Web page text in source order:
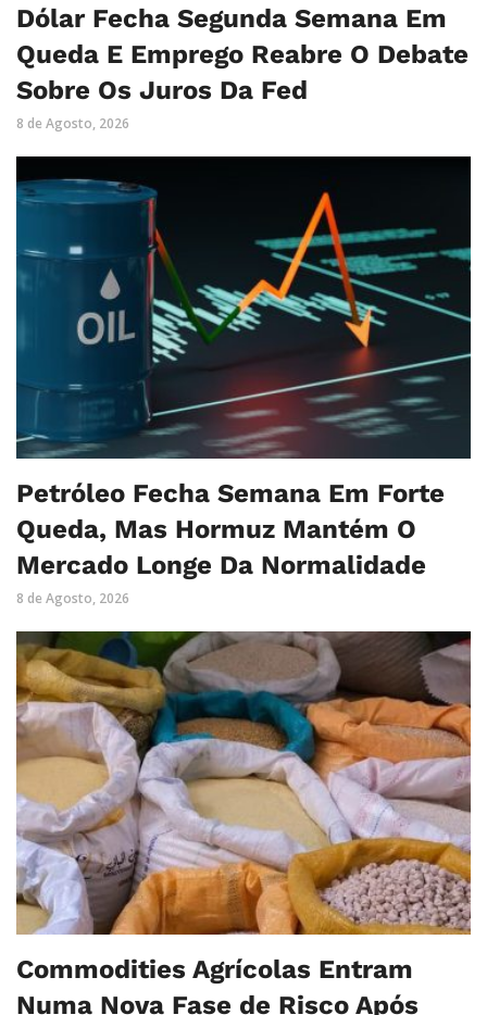
Dólar Fecha Segunda Semana Em
Queda E Emprego Reabre O Debate
Sobre Os Juros Da Fed
8 de Agosto, 2026
Petróleo Fecha Semana Em Forte
Queda, Mas Hormuz Mantém O
Mercado Longe Da Normalidade
8 de Agosto, 2026
Commodities Agrícolas Entram
Numa Nova Fase de Risco Após